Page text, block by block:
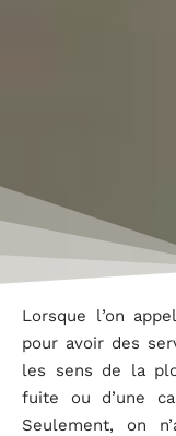
Lorsque l’on
pour avoir des
les sens de la
fuite ou d’une
Seulement, on